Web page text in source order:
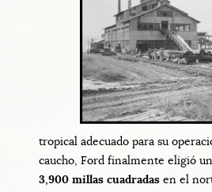
tropical adecuado para su
caucho, Ford finalmente eligió
3,900 millas cuadradas en el